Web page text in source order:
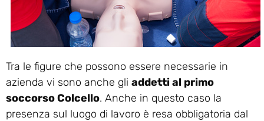
Tra le figure che possono essere necessarie in
azienda vi sono anche gli addetti al primo
soccorso Colcello. Anche in questo caso la
presenza sul luogo di lavoro è resa obbligatoria dal